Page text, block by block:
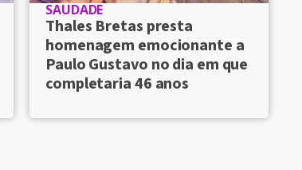
SAUDADE
Thales Bretas presta
homenagem emocionante a
Paulo Gustavo no dia em que
completaria 46 anos